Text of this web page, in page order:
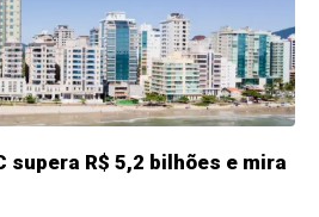
supera R$ 5,2 bilhões e mira